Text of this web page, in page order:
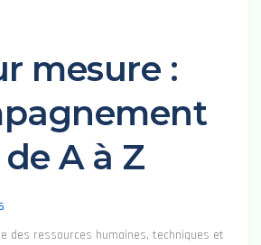
mesure :
A à Z
des ressources humaines, techniques et